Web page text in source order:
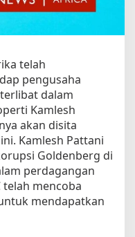
telah
pengusaha
dalam
Kamlesh
akan disita
Kamlesh Pattani
Goldenberg di
perdagangan
telah mencoba
mendapatkan